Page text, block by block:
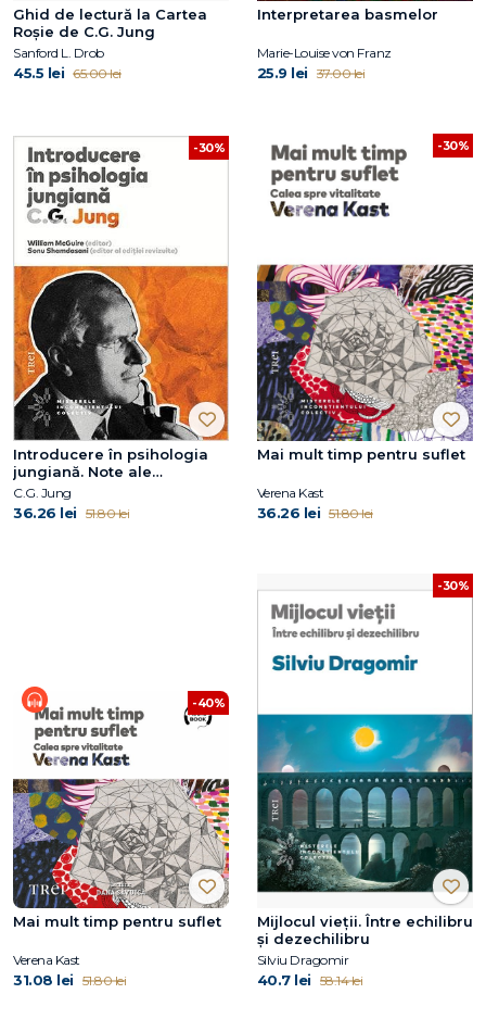
Ghid de lectură la Cartea
Roșie de C.G. Jung
Sanford L. Drob
45.5 lei 65.00 lei
Interpretarea basmelor
Marie-Louise von Franz
25.9 lei 37.00 lei
-30%
Introducere în psihologia
jungiană. Note ale
seminarului de psihologie
analitică susținut în 1925 de
C.G. Jung
C.G. Jung
36.26 lei 51.80 lei
-30%
Mai mult timp pentru suflet
Verena Kast
36.26 lei 51.80 lei
-40%
Mai mult timp pentru suflet
Verena Kast
31.08 lei 51.80 lei
-30%
Mijlocul vieții. Între echilibru
și dezechilibru
Silviu Dragomir
40.7 lei 58.14 lei